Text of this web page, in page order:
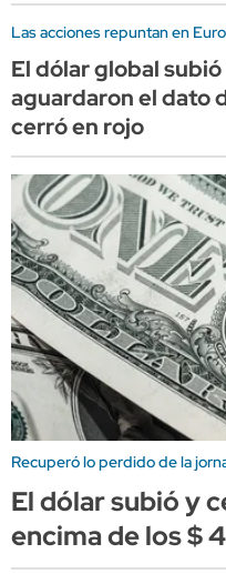
Las acciones repuntan en
El dólar global
aguardaron el dato
cerró en rojo
Recuperó lo perdido de la
El dólar subió y
encima de los $